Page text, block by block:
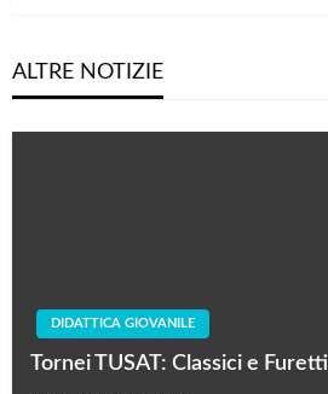
ALTRE NOTIZIE
DIDATTICA GIOVANILE
Tornei TUSAT: Classici e Furetti